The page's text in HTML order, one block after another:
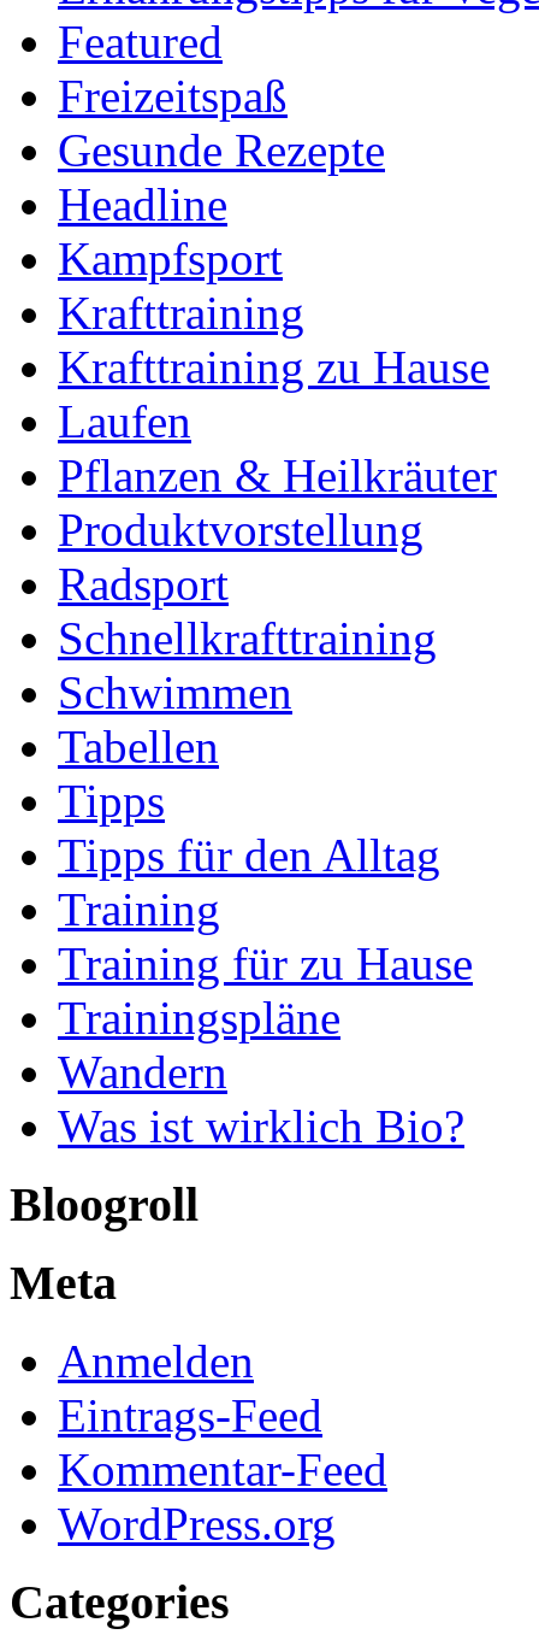
Featured
Freizeitspaß
Gesunde Rezepte
Headline
Kampfsport
Krafttraining
Krafttraining zu Hause
Laufen
Pflanzen & Heilkräuter
Produktvorstellung
Radsport
Schnellkrafttraining
Schwimmen
Tabellen
Tipps
Tipps für den Alltag
Training
Training für zu Hause
Trainingspläne
Wandern
Was ist wirklich Bio?
Bloogroll
Meta
Anmelden
Eintrags-Feed
Kommentar-Feed
WordPress.org
Categories